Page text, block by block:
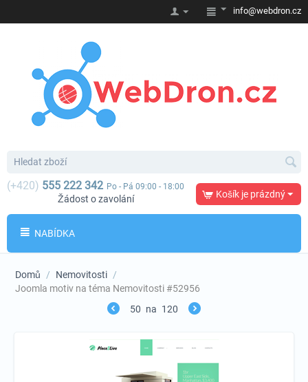
info@webdron.cz
(+420) 555 222 342 Po - Pá 09:00 - 18:00
Žádost o zavolání Košík je prázdný
NABÍDKA
Domů / Nemovitosti /
Joomla motiv na téma Nemovitosti #52956
50 na 120